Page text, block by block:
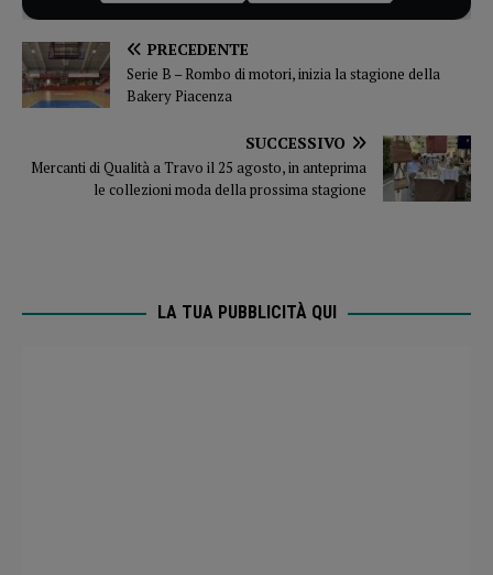
PRECEDENTE
Serie B – Rombo di motori, inizia la stagione della
Bakery Piacenza
SUCCESSIVO
Mercanti di Qualità a Travo il 25 agosto, in anteprima
le collezioni moda della prossima stagione
LA TUA PUBBLICITÀ QUI